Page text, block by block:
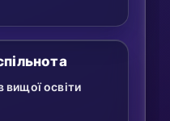
вищої освіти